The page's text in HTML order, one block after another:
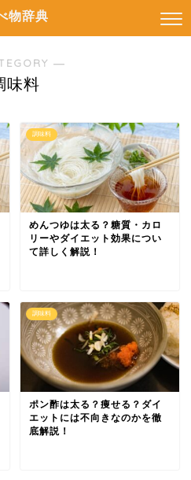
物辞典
―
味料
調味料
めんつゆは太る？糖質・カロ
リーやダイエット効果につい
て詳しく解説！
調味料
ポン酢は太る？痩せる？ダイ
エットには不向きなのかを徹
底解説！